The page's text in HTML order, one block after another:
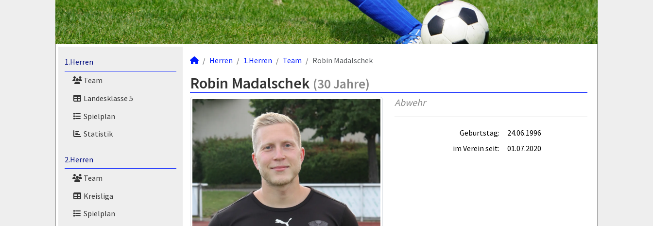
1.Herren
Team
Landesklasse 5
Spielplan
Statistik
2.Herren
Team
Kreisliga
Spielplan
Herren 1.Herren Team Robin Madalschek
Robin Madalschek (30 Jahre)
Abwehr
Geburtstag:
24.06.1996
im Verein seit:
01.07.2020